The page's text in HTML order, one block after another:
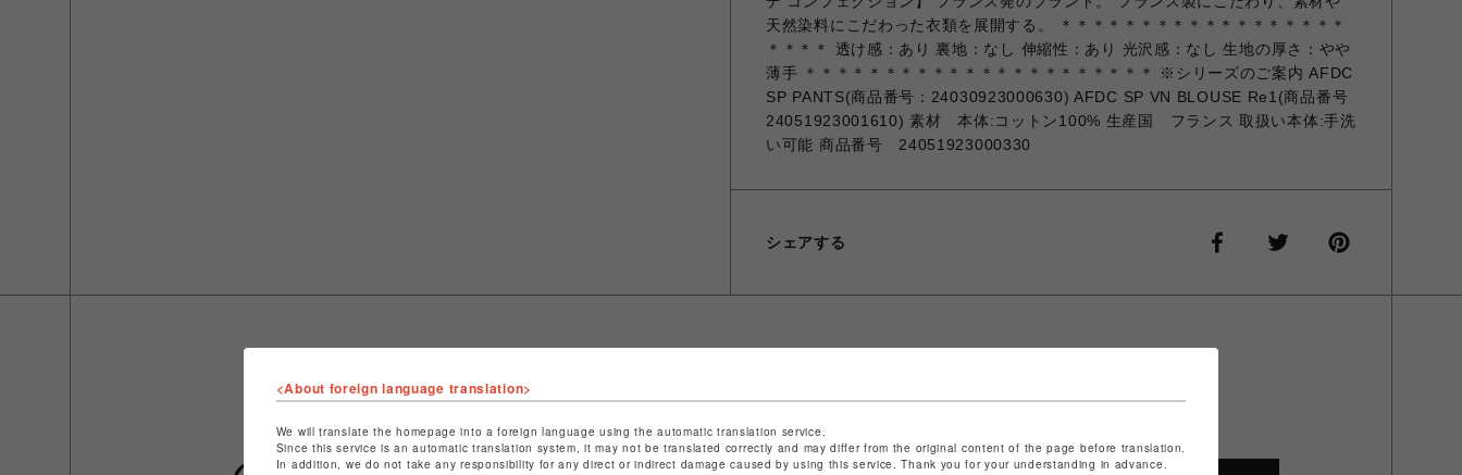
天然染料にこだわった衣類を展開する。 ＊＊＊＊＊＊＊＊＊＊＊＊＊＊＊＊＊＊
＊＊＊＊ 透け感：あり 裏地：なし 伸縮性：あり 光沢感：なし 生地の厚さ：やや
薄手 ＊＊＊＊＊＊＊＊＊＊＊＊＊＊＊＊＊＊＊＊＊＊ ※シリーズのご案内 AFDC
SP PANTS(商品番号：24030923000630) AFDC SP VN BLOUSE Re1(商品番号
24051923001610) 素材 本体:コットン100% 生産国 フランス 取扱い本体:手洗
い可能 商品番号 24051923000330
シェアする
ショップ名
Plage
店舗名
心斎橋PARCO
<About foreign language translation>
We will translate the homepage into a foreign language using the automatic translation service.
Since this service is an automatic translation system, it may not be translated correctly and may differ from the original content of the page before translation.
In addition, we do not take any responsibility for any direct or indirect damage caused by using this service. Thank you for your understanding in advance.